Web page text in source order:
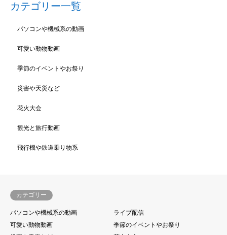
カテゴリー一覧
パソコンや機械系の動画
可愛い動物動画
季節のイベントやお祭り
災害や天災など
花火大会
観光と旅行動画
飛行機や鉄道乗り物系
カテゴリー
パソコンや機械系の動画
ライブ配信
可愛い動物動画
季節のイベントやお祭り